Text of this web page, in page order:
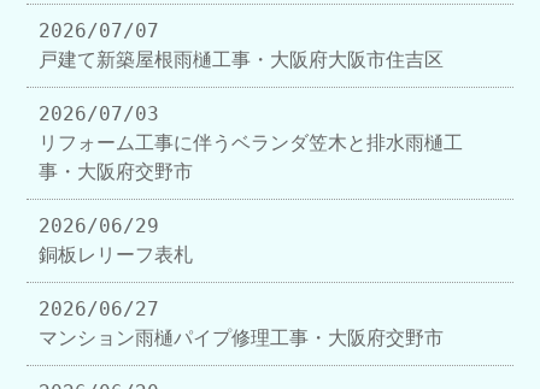
2026/07/07
戸建て新築屋根雨樋工事・大阪府大阪市住吉区
2026/07/03
リフォーム工事に伴うベランダ笠木と排水雨樋工
事・大阪府交野市
2026/06/29
銅板レリーフ表札
2026/06/27
マンション雨樋パイプ修理工事・大阪府交野市